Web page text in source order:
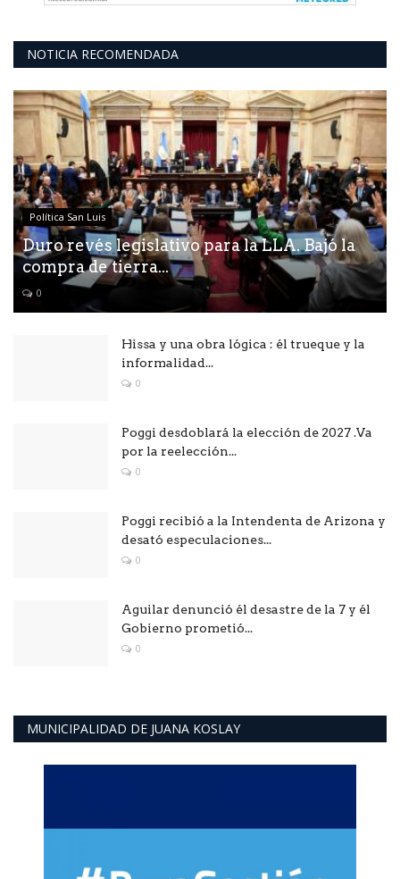
NOTICIA RECOMENDADA
Política San Luis
Duro revés legislativo para la LLA. Bajó la
compra de tierra...
0
Hissa y una obra lógica : él trueque y la
informalidad...
0
Poggi desdoblará la elección de 2027 .Va
por la reelección...
0
Poggi recibió a la Intendenta de Arizona y
desató especulaciones...
0
Aguilar denunció él desastre de la 7 y él
Gobierno prometió...
0
MUNICIPALIDAD DE JUANA KOSLAY